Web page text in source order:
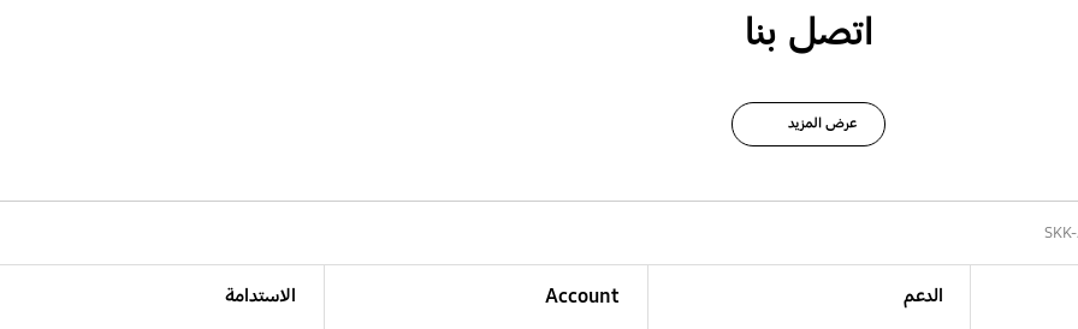
اتصل بنا
عرض المزيد
الدعم Account الاستدامة